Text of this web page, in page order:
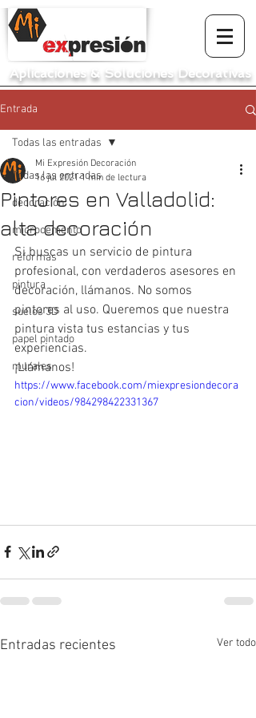
Aplicaciones & Soluciones Decorativas
Entrada
Todas las entradas
decoración
microcemento
reformas
pintura
suelos 3D
papel pintado
murales
Todas las entradas
Pintores en Valladolid:
alta decoración
Mi Expresión Decoración
16 jul 2021 1 min de lectura
Si buscas un servicio de pintura
profesional, con verdaderos asesores en
decoración, llámanos. No somos
pintores al uso. Queremos que nuestra
pintura vista tus estancias y tus
experiencias.
¡Llámanos!
https://www.facebook.com/miexpresiondecora
cion/videos/984298422331367
Entradas recientes Ver todo